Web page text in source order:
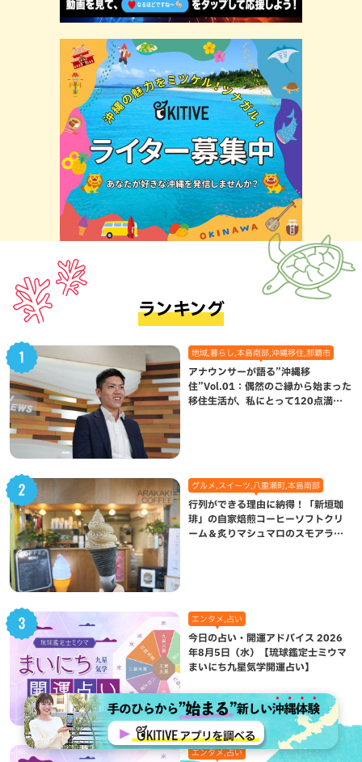
ランキング
地域,暮らし,本島南部,沖縄移住,那覇市
アナウンサーが語る”沖縄移
住”Vol.01：偶然のご縁から始まった
移住生活が、私にとって120点満点
グルメ,スイーツ,八重瀬町,本島南部
行列ができる理由に納得！「新垣珈
琲」の自家焙煎コーヒーソフトクリ
ーム＆炙りマシュマロのスモアラテ
エンタメ,占い
今日の占い・開運アドバイス 2026
年8月5日（水）【琉球鑑定士ミウマ
まいにち九星気学開運占い】
エンタメ,占い